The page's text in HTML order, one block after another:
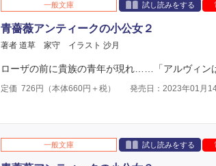
一般文庫 試し読みをする
青薔薇アンティークの小公女２
著者 道草 家守 イラスト 沙月
ローザの前に貴族の青年が現れ……「アルヴィン
定価 726 円（本体660円＋税） 発売日：2023年01月
一般文庫 試し読みをする